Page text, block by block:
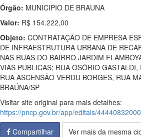
Órgão: MUNICIPIO DE BRAUNA
Valor: R$ 154.222,00
Objeto: CONTRATAÇÃO DE EMPRESA
DE INFRAESTRUTURA URBANA DE
NAS RUAS DO BAIRRO JARDIM
VIAS PUBLICAS; RUA OSÓRIO GASTALDI,
RUA ASCENSÃO VERDU BORGES, RUA
BRAÚNA/SP
Visitar site original para mais detalhes:
https://pncp.gov.br/app/editais/
Compartilhar
Ver mais da mesma